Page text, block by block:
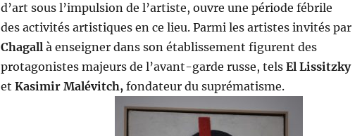
d’art sous l’impulsion de l’artiste, ouvre une période fébrile
des activités artistiques en ce lieu. Parmi les artistes invités par
Chagallà enseigner dans son établissement figurent des
protagonistes majeurs de l’avant-garde russe, tels El Lissitzky
et Kasimir Malévitch,fondateur du suprématisme.